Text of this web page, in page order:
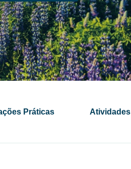
Práticas Atividades